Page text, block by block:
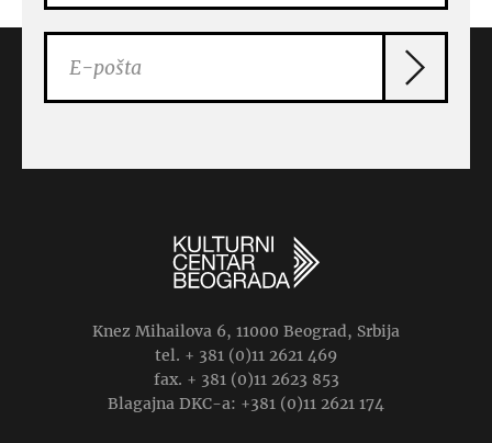
Knez Mihailova 6, 11000 Beograd, Srbija
tel. + 381 (0)11 2621 469
fax. + 381 (0)11 2623 853
Blagajna DKC-a: +381 (0)11 2621 174